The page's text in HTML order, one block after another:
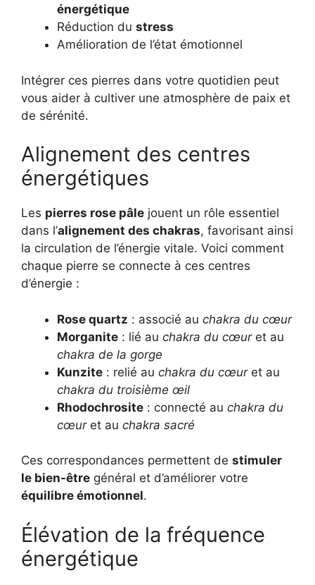
énergétique
Réduction du stress
Amélioration de l’état émotionnel
Intégrer ces pierres dans votre quotidien peut
vous aider à cultiver une atmosphère de paix et
de sérénité.
Alignement des centres
énergétiques
Les pierres rose pâle jouent un rôle essentiel
dans l’alignement des chakras, favorisant ainsi
la circulation de l’énergie vitale. Voici comment
chaque pierre se connecte à ces centres
d’énergie :
Rose quartz : associé au chakra du cœur
Morganite : lié au chakra du cœuret au
chakra de la gorge
Kunzite : relié au chakra du cœuret au
chakra du troisième œil
Rhodochrosite : connecté au chakra du
cœuret au chakra sacré
Ces correspondances permettent de stimuler
le bien-être général et d’améliorer votre
équilibre émotionnel.
Élévation de la fréquence
énergétique